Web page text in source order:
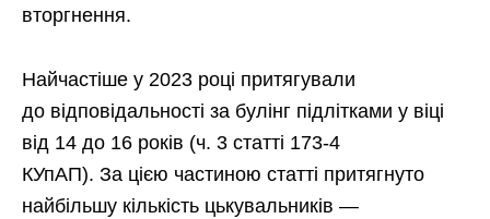
вторгнення.
Найчастіше у 2023 році притягували
до відповідальності за булінг підлітками у віці
від 14 до 16 років (ч. 3 статті 173-4
КУпАП). За цією частиною статті притягнуто
найбільшу кількість цькувальників —